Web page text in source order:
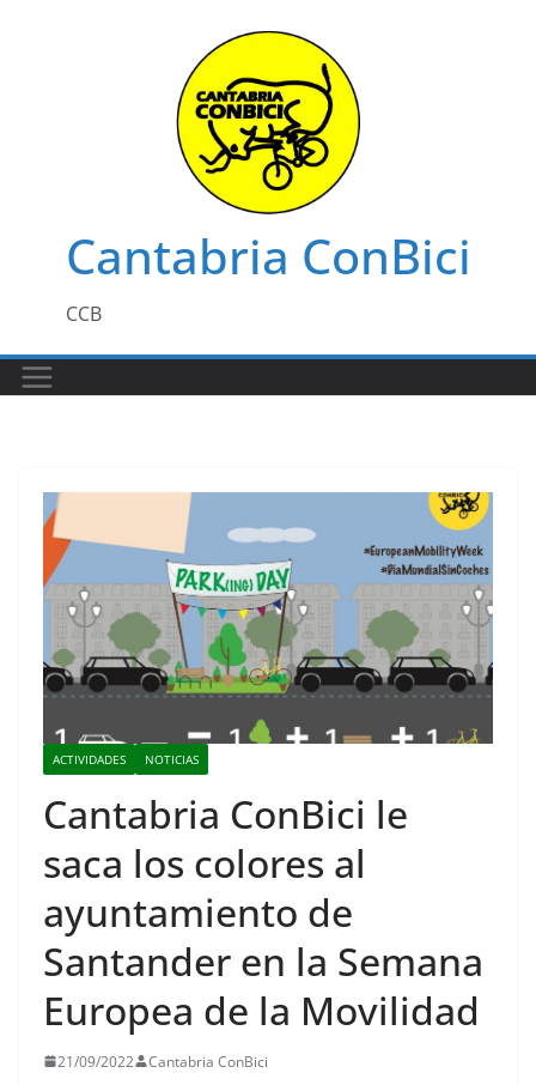
Cantabria ConBici
CCB
ACTIVIDADES NOTICIAS
Cantabria ConBici le
saca los colores al
ayuntamiento de
Santander en la Semana
Europea de la Movilidad
21/09/2022 Cantabria ConBici